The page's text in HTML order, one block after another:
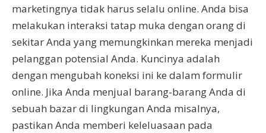
marketingnya tidak harus selalu online. Anda bisa
melakukan interaksi tatap muka dengan orang di
sekitar Anda yang memungkinkan mereka menjadi
pelanggan potensial Anda. Kuncinya adalah
dengan mengubah koneksi ini ke dalam formulir
online. Jika Anda menjual barang-barang Anda di
sebuah bazar di lingkungan Anda misalnya,
pastikan Anda memberi keleluasaan pada